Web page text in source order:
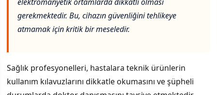
gerekmektedir. Bu, cihazın güvenliğini tehlikeye
atmamak için kritik bir meseledir.
Sağlık profesyonelleri, hastalara teknik ürünlerin
kullanım kılavuzlarını dikkatle okumasını ve şüpheli